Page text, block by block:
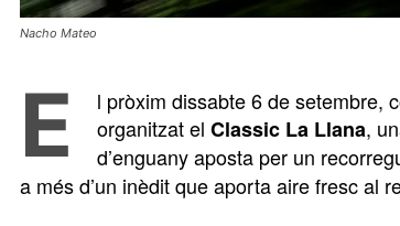
Nacho Mateo
E
l pròxim dissabte 6 de setembre,
organitzat el Classic La Llana,
d’enguany aposta per un
a més d’un inèdit que aporta aire fresc al